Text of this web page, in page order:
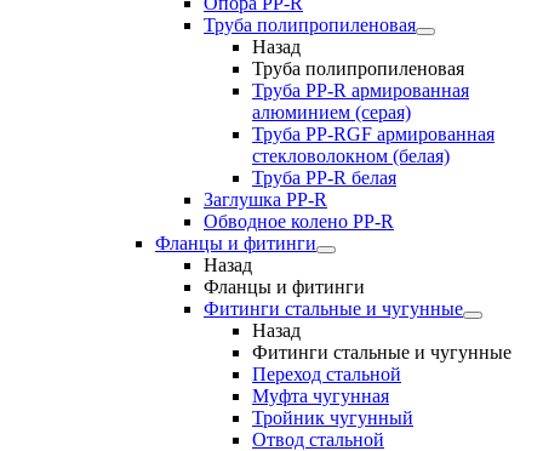
Труба полипропиленовая
Назад
Труба полипропиленовая
Труба PP-R армированная
алюминием (серая)
Труба PP-RGF армированная
стекловолокном (белая)
Труба РР-R белая
Заглушка PP-R
Обводное колено PP-R
Фланцы и фитинги
Назад
Фланцы и фитинги
Фитинги стальные и чугунные
Назад
Фитинги стальные и чугунные
Переход стальной
Муфта чугунная
Тройник чугунный
Отвод стальной